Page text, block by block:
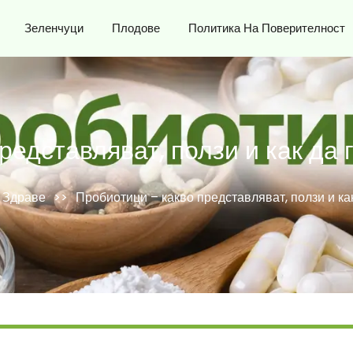
Зеленчуци Плодове Политика На Поверителност
ползи и как
>> Пробиотици – какво представляват, ползи и